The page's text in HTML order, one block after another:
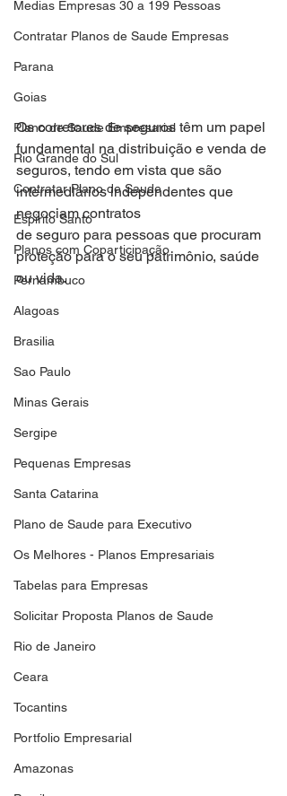
Medias Empresas 30 a 199 Pessoas
Contratar Planos de Saude Empresas
Parana
Goias
Plano de Saude Empresarial
Rio Grande do Sul
Contratar Plano de Saude
Espirito Santo
Planos com Coparticipação
Pernambuco
Alagoas
Brasilia
Sao Paulo
Minas Gerais
Sergipe
Pequenas Empresas
Santa Catarina
Plano de Saude para Executivo
Os Melhores - Planos Empresariais
Tabelas para Empresas
Solicitar Proposta Planos de Saude
Rio de Janeiro
Ceara
Tocantins
Portfolio Empresarial
Amazonas
Os corretores de seguros têm um papel
fundamental na distribuição e venda de
seguros, tendo em vista que são
intermediários independentes que
negociam contratos
de seguro para pessoas que procuram
proteção para o seu patrimônio, saúde
ou vida.